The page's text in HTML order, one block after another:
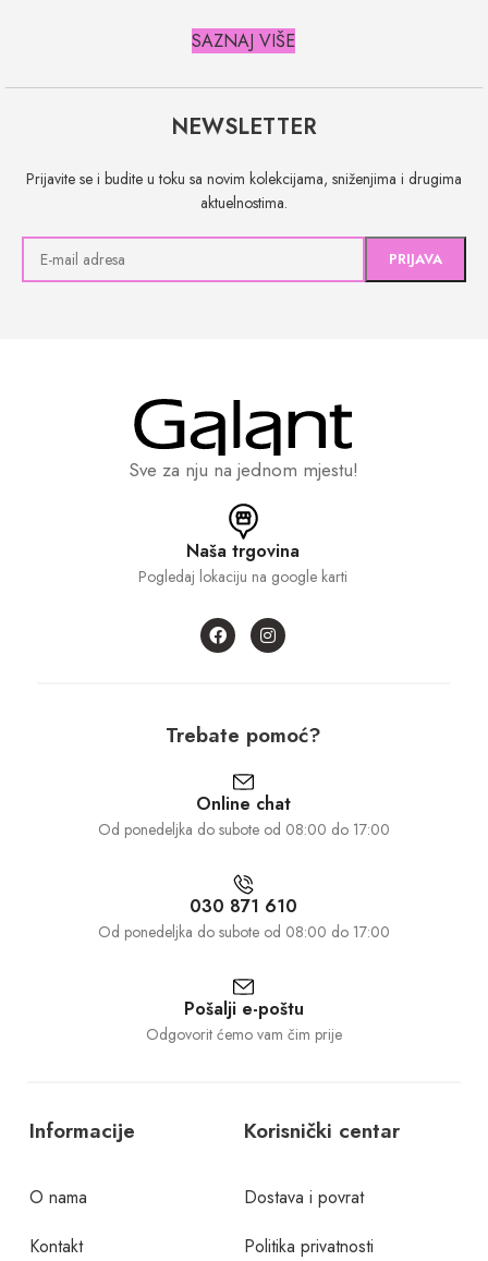
SAZNAJ VIŠE
NEWSLETTER
Prijavite se i budite u toku sa novim kolekcijama, sniženjima i drugima
aktuelnostima.
Sve za nju na jednom mjestu!
Naša trgovina
Pogledaj lokaciju na google karti
Trebate pomoć?
Online chat
Od ponedeljka do subote od 08:00 do 17:00
030 871 610
Od ponedeljka do subote od 08:00 do 17:00
Pošalji e-poštu
Odgovorit ćemo vam čim prije
Informacije
O nama
Kontakt
Korisnički centar
Dostava i povrat
Politika privatnosti